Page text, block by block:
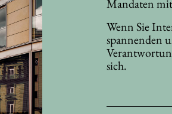
Mandaten
Wenn Sie
spannenden
sich.